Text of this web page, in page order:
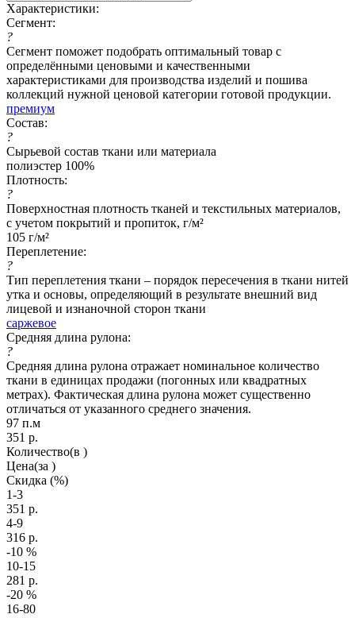
Характеристики:
Сегмент:
?
Сегмент поможет подобрать оптимальный товар с
определёнными ценовыми и качественными
характеристиками для производства изделий и пошива
коллекций нужной ценовой категории готовой продукции.
премиум
Состав:
?
Сырьевой состав ткани или материала
полиэстер 100%
Плотность:
?
Поверхностная плотность тканей и текстильных материалов,
с учетом покрытий и пропиток, г/м²
105 г/м²
Переплетение:
?
Тип переплетения ткани – порядок пересечения в ткани нитей
утка и основы, определяющий в результате внешний вид
лицевой и изнаночной сторон ткани
саржевое
Средняя длина рулона:
?
Средняя длина рулона отражает номинальное количество
ткани в единицах продажи (погонных или квадратных
метрах). Фактическая длина рулона может существенно
отличаться от указанного среднего значения.
97 п.м
351 р.
Количество(в )
Цена(за )
Скидка (%)
1-3
351 р.
4-9
316 р.
-10 %
10-15
281 р.
-20 %
16-80